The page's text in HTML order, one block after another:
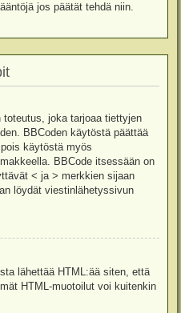
jos päätät tehdä niin.
toteutus, joka tarjoaa tiettyjen
BBCoden käytöstä päättää
käytöstä myös
BBCode itsessään on
< ja > merkkien sijaan
löydät viestinlähetyssivun
lähettää HTML:ää siten, että
HTML-muotoilut voi kuitenkin